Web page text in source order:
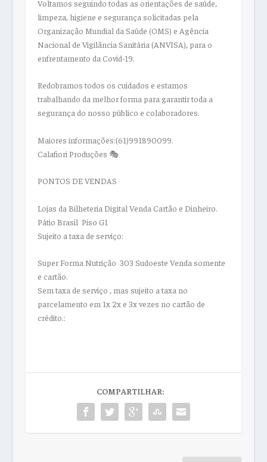
Voltamos seguindo todas as orientações de saúde,
limpeza, higiene e segurança solicitadas pela
Organização Mundial da Saúde (OMS) e Agência
Nacional de Vigilância Sanitária (ANVISA), para o
enfrentamento da Covid-19.
Redobramos todos os cuidados e estamos
trabalhando da melhor forma para garantir toda a
segurança do nosso público e colaboradores.
Maiores informações:(61)991890099.
Calafiori Produções 🎭
PONTOS DE VENDAS
Lojas da Bilheteria Digital Venda Cartão e Dinheiro.
Pátio Brasil  Piso G1
Sujeito a taxa de serviço:
Super Forma Nutrição  303 Sudoeste Venda somente
e cartão.
Sem taxa de serviço , mas sujeito a taxa no
parcelamento em 1x 2x e 3x vezes no cartão de
crédito.:
COMPARTILHAR: